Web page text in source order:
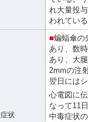
れ大量投
われている
症状
■蝙蝠傘の
あり、数
あり、大
2mmの注
翌日には
心電図に
なって11
中毒症状